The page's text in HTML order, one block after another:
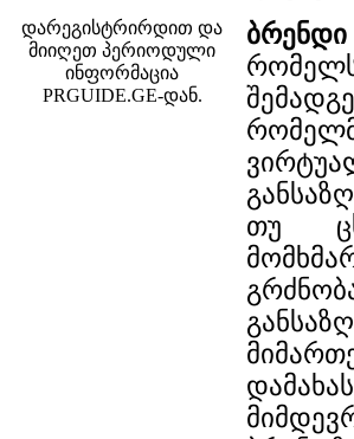
დარეგისტრირდით და
მიიღეთ პერიოდული
ინფორმაცია
PRGUIDE.GE-დან.
თუ